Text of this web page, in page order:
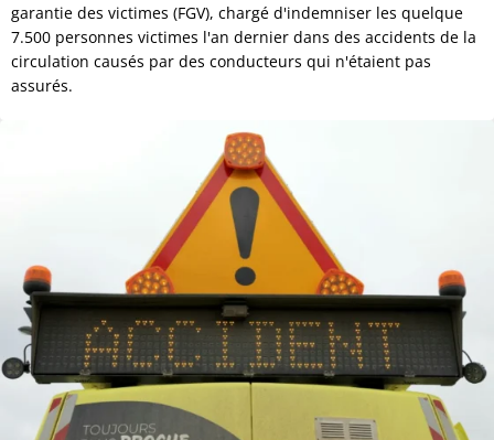
garantie des victimes (FGV), chargé d'indemniser les quelque
7.500 personnes victimes l'an dernier dans des accidents de la
circulation causés par des conducteurs qui n'étaient pas
assurés.